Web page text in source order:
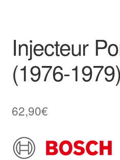
Injecteur
(1976-1979)
62,90€